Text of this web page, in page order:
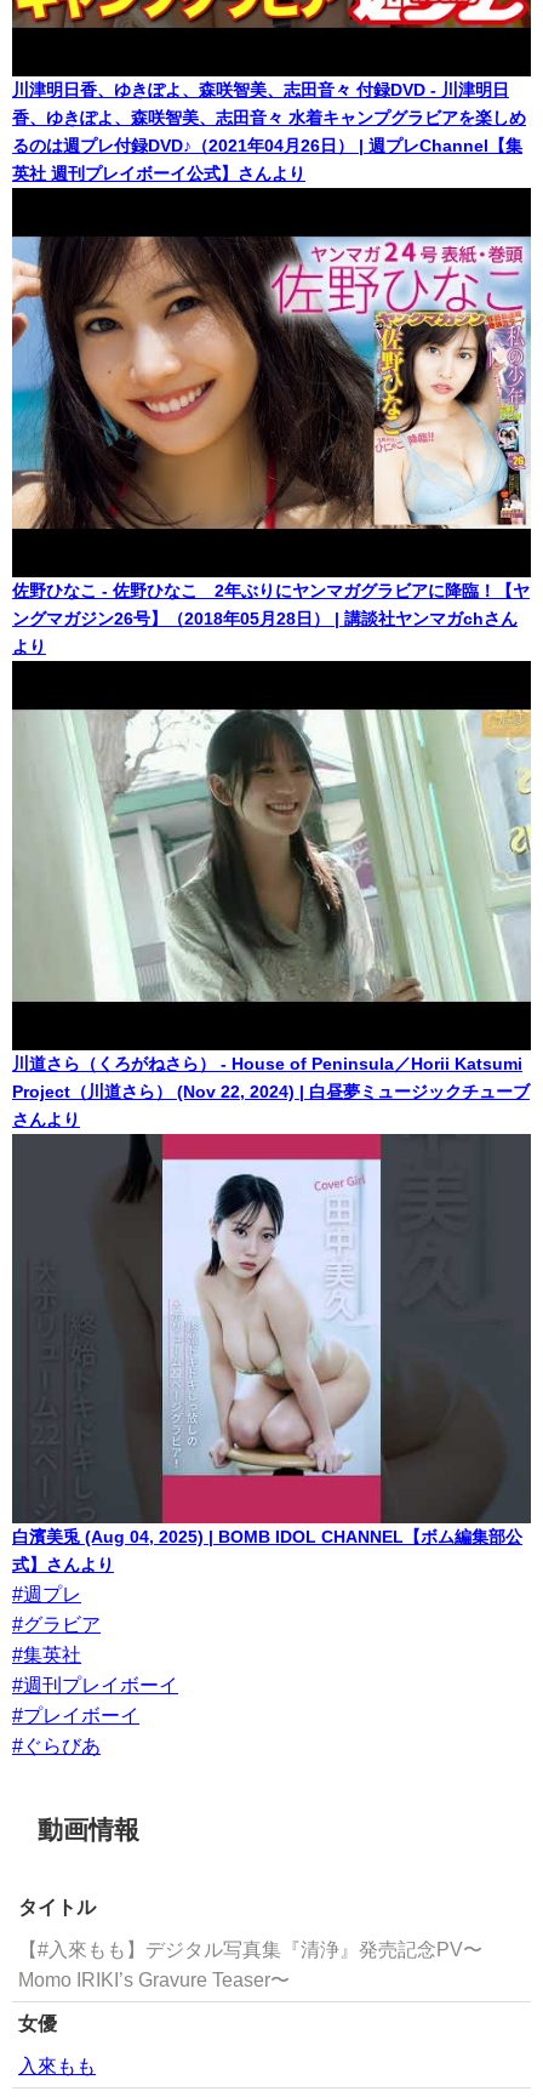
川津明日香、ゆきぽよ、森咲智美、志田音々 付録DVD - 川津明日
香、ゆきぽよ、森咲智美、志田音々 水着キャンプグラビアを楽しめ
るのは週プレ付録DVD♪（2021年04月26日） | 週プレChannel【集
英社 週刊プレイボーイ公式】さんより
佐野ひなこ - 佐野ひなこ 2年ぶりにヤンマガグラビアに降臨！【ヤ
ングマガジン26号】（2018年05月28日） | 講談社ヤンマガchさん
より
川道さら（くろがねさら） - House of Peninsula／Horii Katsumi
Project（川道さら） (Nov 22, 2024) | 白昼夢ミュージックチューブ
さんより
白濱美兎 (Aug 04, 2025) | BOMB IDOL CHANNEL【ボム編集部公
式】さんより
#週プレ
#グラビア
#集英社
#週刊プレイボーイ
#プレイボーイ
#ぐらびあ
動画情報
タイトル
【#入來もも】デジタル写真集『清浄』発売記念PV〜
Momo IRIKI’s Gravure Teaser〜
女優
入來もも